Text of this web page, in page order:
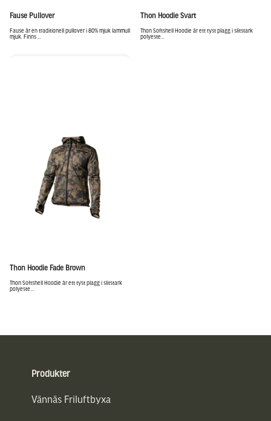
Fause Pullover
Fause är en traditionell pullover i 80% mjuk lammull
mjuk. Finns ...
Thon Hoodie Svart
Thon Softshell Hoodie är ett tyst plagg i slitstark
polyeste...
Thon Hoodie Fade Brown
Thon Softshell Hoodie är ett tyst plagg i slitstark
polyeste...
Produkter
Vännäs Friluftbyxa